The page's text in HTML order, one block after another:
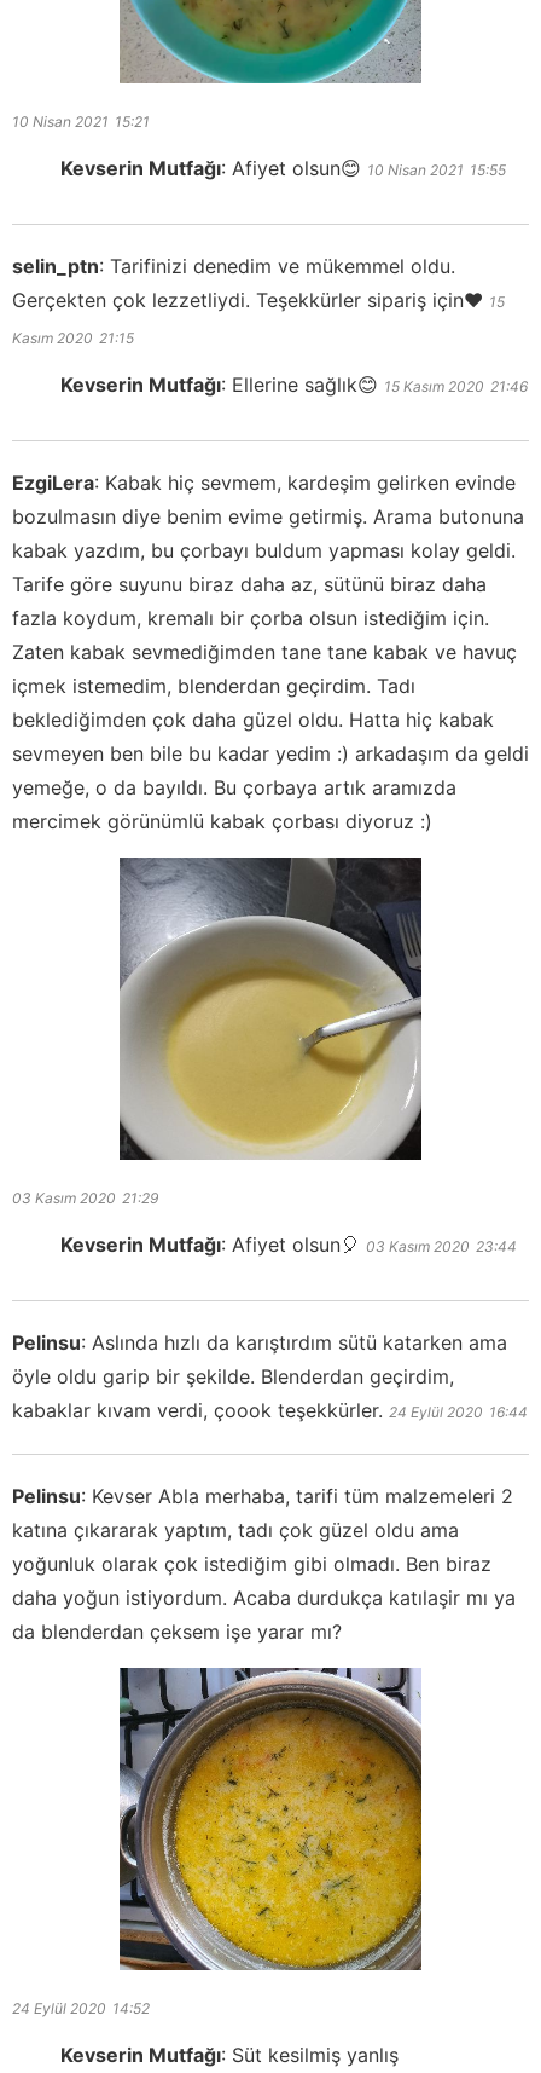
10 Nisan 2021 15:21
Kevserin Mutfağı: Afiyet olsun😊 10 Nisan 2021 15:55
selin_ptn: Tarifinizi denedim ve mükemmel oldu.
Gerçekten çok lezzetliydi. Teşekkürler sipariş için❤️ 15
Kasım 2020 21:15
Kevserin Mutfağı: Ellerine sağlık😊 15 Kasım 2020 21:46
EzgiLera: Kabak hiç sevmem, kardeşim gelirken evinde
bozulmasın diye benim evime getirmiş. Arama butonuna
kabak yazdım, bu çorbayı buldum yapması kolay geldi.
Tarife göre suyunu biraz daha az, sütünü biraz daha
fazla koydum, kremalı bir çorba olsun istediğim için.
Zaten kabak sevmediğimden tane tane kabak ve havuç
içmek istemedim, blenderdan geçirdim. Tadı
beklediğimden çok daha güzel oldu. Hatta hiç kabak
sevmeyen ben bile bu kadar yedim :) arkadaşım da geldi
yemeğe, o da bayıldı. Bu çorbaya artık aramızda
mercimek görünümlü kabak çorbası diyoruz :)
03 Kasım 2020 21:29
Kevserin Mutfağı: Afiyet olsun🎈 03 Kasım 2020 23:44
Pelinsu: Aslında hızlı da karıştırdım sütü katarken ama
öyle oldu garip bir şekilde. Blenderdan geçirdim,
kabaklar kıvam verdi, çoook teşekkürler. 24 Eylül 2020 16:44
Pelinsu: Kevser Abla merhaba, tarifi tüm malzemeleri 2
katına çıkararak yaptım, tadı çok güzel oldu ama
yoğunluk olarak çok istediğim gibi olmadı. Ben biraz
daha yoğun istiyordum. Acaba durdukça katılaşir mı ya
da blenderdan çeksem işe yarar mı?
24 Eylül 2020 14:52
Kevserin Mutfağı: Süt kesilmiş yanlış